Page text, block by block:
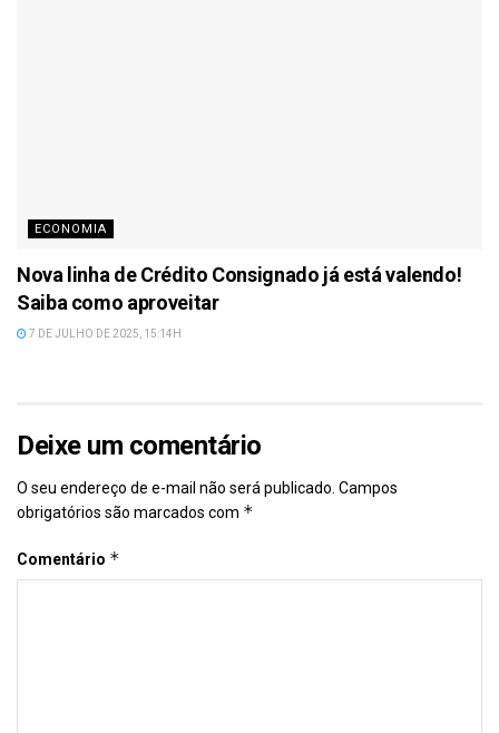
ECONOMIA
Nova linha de Crédito Consignado já está valendo!
Saiba como aproveitar
7 DE JULHO DE 2025, 15:14H
Deixe um comentário
O seu endereço de e-mail não será publicado. Campos
obrigatórios são marcados com *
Comentário *